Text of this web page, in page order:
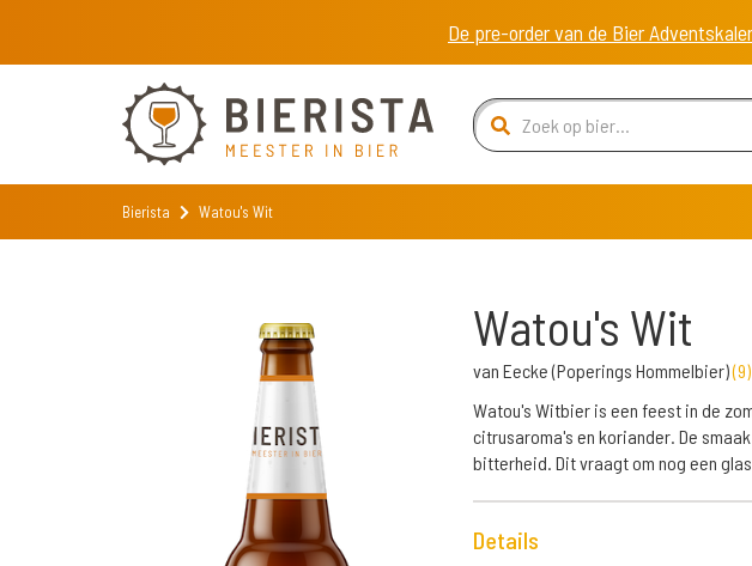
De pre-order van de Bier
Bierista Watou's Wit
Watou's Wit
van Eecke (Poperings Hommelbier)(9)
Watou's Witbier is een feest in de
citrusaroma's en koriander. De
bitterheid. Dit vraagt om nog een
Details